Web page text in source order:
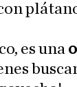
con
es una